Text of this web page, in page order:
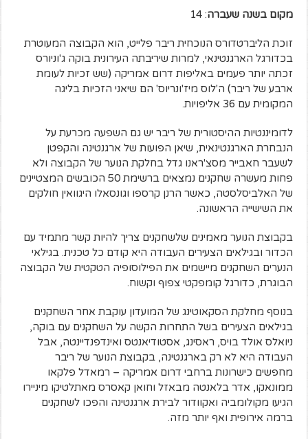
מקום בשנה שעברה: 14
זוכת הליברטדורס הנוכחית ריבר פלייט, הוא הקבוצה המעוטרת
בכדורגל הארגנטינאי, למרות שיריבתה העירונית בוקה ג'וניורס
זכתה יותר פעמים באליפות דרום אמריקה (שש זכיות לעומת
ארבע של ריבר) ה'לוס מיז'ונריוס' הם שיאני הזכיות בליגה
המקומית עם 36 אליפויות.
לדומיננטיות ההיסטורית של ריבר יש גם השפעה מכרעת על
הנבחרת הארגנטינאית, שיאן הפועות של ארגנטינה והקפטן
לשעבר חאבייר מסצ'ראנו גדל בחלקת הנוער של הקבוצה ולא
פחות מעשרה שחקנים נמצאים ברשימת 50 הכובשים המצטיינים
של האלביסלסטה, כאשר הרנן קרספו וגונסאלו היגוואין חולקים
את השישייה הראשונה.
בקבוצת הנוער מאמינים שלשחקנים צריך להיות קשר מתמיד עם
הכדור ובגילאים הצעירים העבודה היא קודם כל טכנית. בגילאי
הנערים השחקנים מיישמים את הפילוסופיה הטקטית של הקבוצה
הבוגרת, כדורגל קומפקטי צפוף וקשוח.
בנוסף מחלקת הסקאוטינג של המועדון עוקבת אחר השחקנים
בגילאים הצעירים בשל התחרות הקשה על השחקנים עם בוקה,
ניואלס אולד בויס, ראסינג, אסטודיאנטס ואינדפנדיינטה, אבל
העבודה היא לא רק בארגנטינה, בקבוצת הנוער של ריבר
מחפשים כישרונות ברחבי דרום אמריקה – רמאדל פלקאו
ממונאקו, אדר בלאנטה מבאזל וחואן קאסרס מאתלטיקו מיניירו
הגיעו מקולומביה ואקוודור לבירת ארגנטינה והפכו לשחקנים
ברמה אירופית ואף יותר מזה.